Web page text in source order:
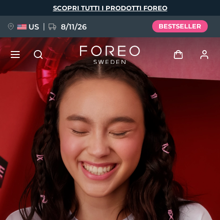
SCOPRI TUTTI I PRODOTTI FOREO
US 8/11/26 BESTSELLER
Profilo utente
I miei dispositivi
I miei ordini
I miei indirizzi
I miei abbonamenti
NUOVO
FAQ™ Pure Beauty-Tech Elixir
BREAKING NEWS
issa™ Teeth Whitening Set
Lingua
English Deutsch
Español
Français
Italiano
Português
Polski
Svenska
Русский
Türkçe
简体中文 繁體中文